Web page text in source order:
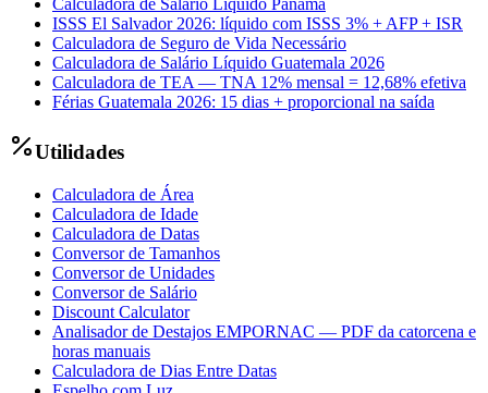
Calculadora de Salário Líquido Panamá
ISSS El Salvador 2026: líquido com ISSS 3% + AFP + ISR
Calculadora de Seguro de Vida Necessário
Calculadora de Salário Líquido Guatemala 2026
Calculadora de TEA — TNA 12% mensal = 12,68% efetiva
Férias Guatemala 2026: 15 dias + proporcional na saída
Utilidades
Calculadora de Área
Calculadora de Idade
Calculadora de Datas
Conversor de Tamanhos
Conversor de Unidades
Conversor de Salário
Discount Calculator
Analisador de Destajos EMPORNAC — PDF da catorcena e
horas manuais
Calculadora de Dias Entre Datas